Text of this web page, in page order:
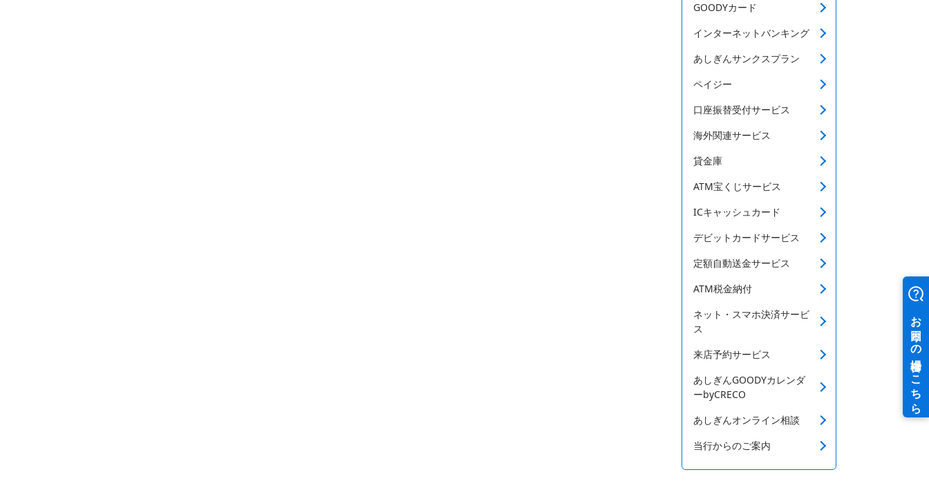
GOODYカード
インターネットバンキング
あしぎんサンクスプラン
ペイジー
口座振替受付サービス
海外関連サービス
貸金庫
ATM宝くじサービス
ICキャッシュカード
デビットカードサービス
定額自動送金サービス
ATM税金納付
ネット・スマホ決済サービ
ス
来店予約サービス
あしぎんGOODYカレンダ
ーbyCRECO
あしぎんオンライン相談
当行からのご案内